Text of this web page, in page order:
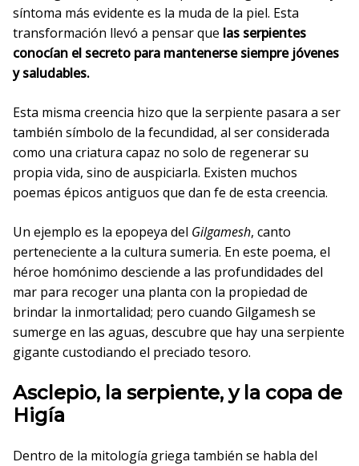
síntoma más evidente es la muda de la piel. Esta
transformación llevó a pensar que las serpientes
conocían el secreto para mantenerse siempre jóvenes
y saludables.
Esta misma creencia hizo que la serpiente pasara a ser
también símbolo de la fecundidad, al ser considerada
como una criatura capaz no solo de regenerar su
propia vida, sino de auspiciarla. Existen muchos
poemas épicos antiguos que dan fe de esta creencia.
Un ejemplo es la epopeya del Gilgamesh, canto
perteneciente a la cultura sumeria. En este poema, el
héroe homónimo desciende a las profundidades del
mar para recoger una planta con la propiedad de
brindar la inmortalidad; pero cuando Gilgamesh se
sumerge en las aguas, descubre que hay una serpiente
gigante custodiando el preciado tesoro.
Asclepio, la serpiente, y la copa de
Higía
Dentro de la mitología griega también se habla del